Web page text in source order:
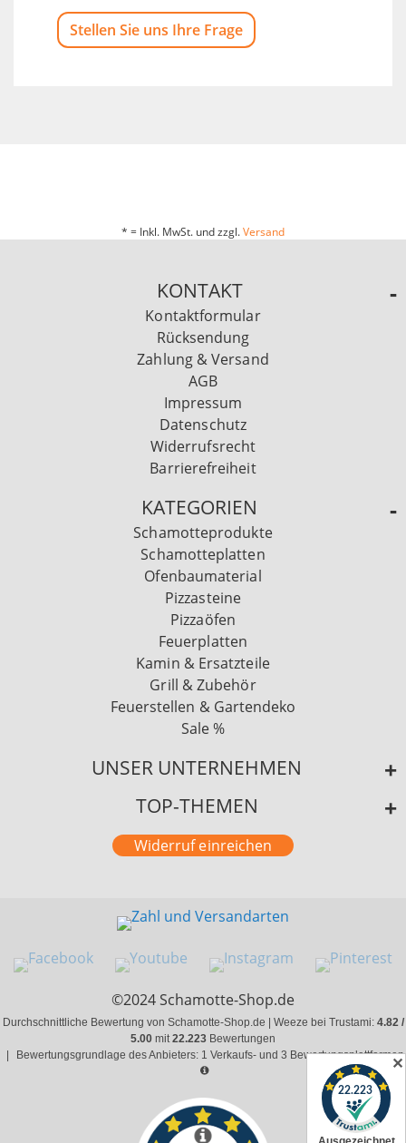
Stellen Sie uns Ihre Frage
* = Inkl. MwSt. und zzgl.Versand
KONTAKT
Kontaktformular
Rücksendung
Zahlung & Versand
AGB
Impressum
Datenschutz
Widerrufsrecht
Barrierefreiheit
KATEGORIEN
Schamotteprodukte
Schamotteplatten
Ofenbaumaterial
Pizzasteine
Pizzaöfen
Feuerplatten
Kamin & Ersatzteile
Grill & Zubehör
Feuerstellen & Gartendeko
Sale %
UNSER UNTERNEHMEN
TOP-THEMEN
Widerruf einreichen
©2024 Schamotte-Shop.de
Durchschnittliche Bewertung von Schamotte-Shop.de | Weeze bei Trustami: 4.82 /
5.00 mit22.223 Bewertungen
Bewertungsgrundlage des Anbieters: 1 Verkaufs- und 3 Bewertungsplattformen
✕